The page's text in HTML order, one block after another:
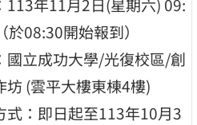
113年11月2日(星期六) 09:
08:30開始報到）
國立成功大學/光復校區/創
坊 (雲平大樓東棟4樓)
式：即日起至113年10月3